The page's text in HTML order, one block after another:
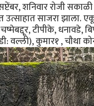
शनिवार रोजी
साजरा झाला.
टीपीके, धनावडे,
वल्ली), कुमार१ , चौथा